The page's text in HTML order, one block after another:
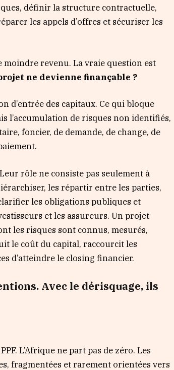
définir la structure contractuelle,
les appels d’offres et sécuriser les
moindre revenu. La vraie question est
ne devienne finançable ?
d’entrée des capitaux. Ce qui bloque
l’accumulation de risques non identifiés,
foncier, de demande, de change, de
rôle ne consiste pas seulement à
les répartir entre les parties,
les obligations publiques et
et les assureurs. Un projet
les risques sont connus, mesurés,
le coût du capital, raccourcit les
d’atteindre le closing financier.
Avec le dérisquage, ils
L’Afrique ne part pas de zéro. Les
fragmentées et rarement orientées vers